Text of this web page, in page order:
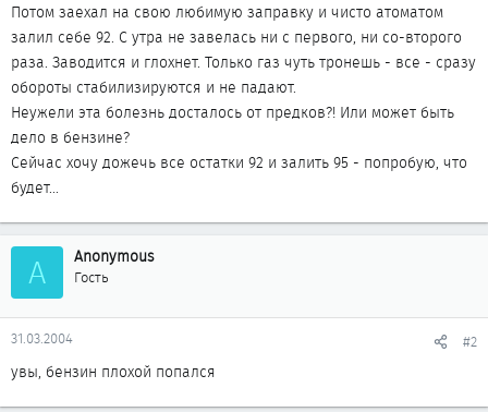
Потом заехал на свою любимую заправку и чисто атоматом
залил себе 92. С утра не завелась ни с первого, ни со-второго
раза. Заводится и глохнет. Только газ чуть тронешь - все - сразу
обороты стабилизируются и не падают.
Неужели эта болезнь досталось от предков?! Или может быть
дело в бензине?
Сейчас хочу дожечь все остатки 92 и залить 95 - попробую, что
будет...
A Anonymous
Гость
31.03.2004 #2
увы, бензин плохой попался